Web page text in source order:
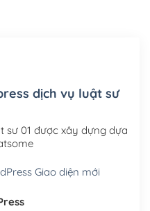
.org (1 năm)
(+300,000₫)
(+450,000₫)
(+550,000₫)
dịch vụ luật sư
sư 01 được xây dựng dựa
Giao diện mới